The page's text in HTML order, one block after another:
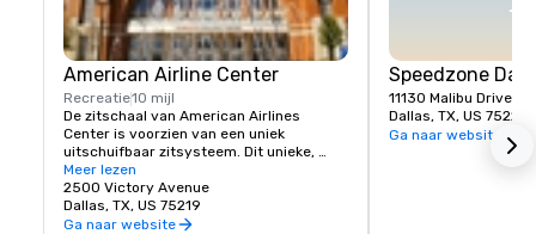
American Airline Center
Recreatie10 mijl
De zitschaal van American Airlines
Center is voorzien van een uniek
uitschuifbaar zitsysteem. Dit unieke,
gepatenteerde ontwerp verkort de
conversietijd tussen hockey- en
basketbalvloerconfiguraties. Het
resultaat zijn geweldige zichtlijnen voor
Meer lezen
2500 Victory Avenue
Dallas, TX, US 75219
Ga naar website
Speedzone
11130 Malibu Drive
Dallas, TX, US 75229
Ga naar website